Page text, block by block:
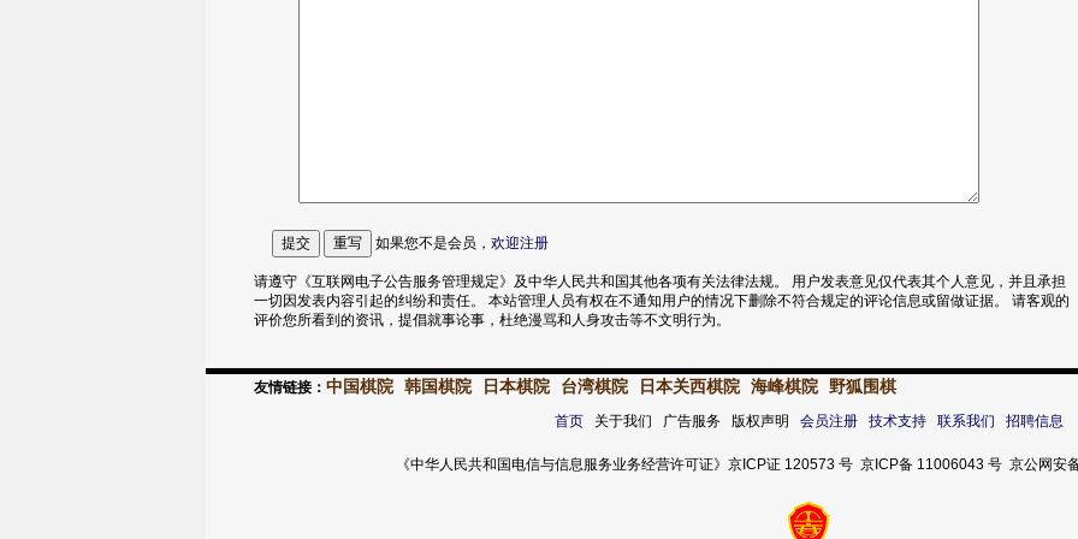
如果您不是会员， 欢迎注册
请遵守《互联网电子公告服务管理规定》及中华人民共和国其他各项有关法律法规。 用户发表意见仅代表其个人意见，并且承担
一切因发表内容引起的纠纷和责任。 本站管理人员有权在不通知用户的情况下删除不符合规定的评论信息或留做证据。 请客观的
评价您所看到的资讯，提倡就事论事，杜绝漫骂和人身攻击等不文明行为。
友情链接： 中国棋院 韩国棋院 日本棋院 台湾棋院 日本关西棋院 海峰棋院 野狐围棋
首页关于我们 广告服务 版权声明 会员注册 技术支持 联系我们 招聘信息
《中华人民共和国电信与信息服务业务经营许可证》京ICP证 120573 号 京ICP备 11006043 号 京公网安